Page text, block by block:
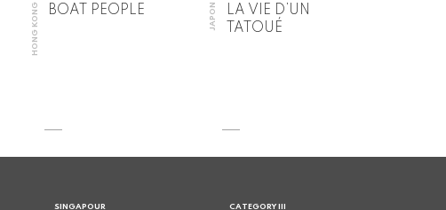
HONG KONG BOAT PEOPLE JAPON
LA VIE D’UN
TATOUÉ
SINGAPOUR CATEGORY III